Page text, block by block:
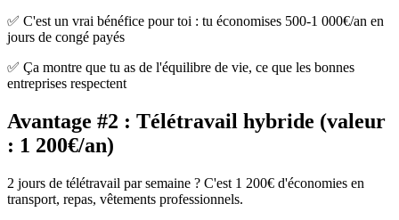
✅ C'est un vrai bénéfice pour toi : tu économises 500-1 000€/an en
jours de congé payés
✅ Ça montre que tu as de l'équilibre de vie, ce que les bonnes
entreprises respectent
Avantage #2 : Télétravail hybride (valeur
: 1 200€/an)
2 jours de télétravail par semaine ? C'est 1 200€ d'économies en
transport, repas, vêtements professionnels.